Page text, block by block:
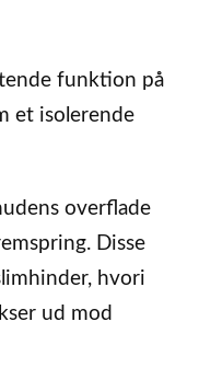
funktion på
et isolerende
overflade
Disse
hvori
ud mod